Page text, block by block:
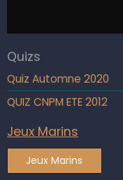
Quizs
Quiz Automne 2020
QUIZ CNPM ETE 2012
Jeux Marins
Jeux Marins